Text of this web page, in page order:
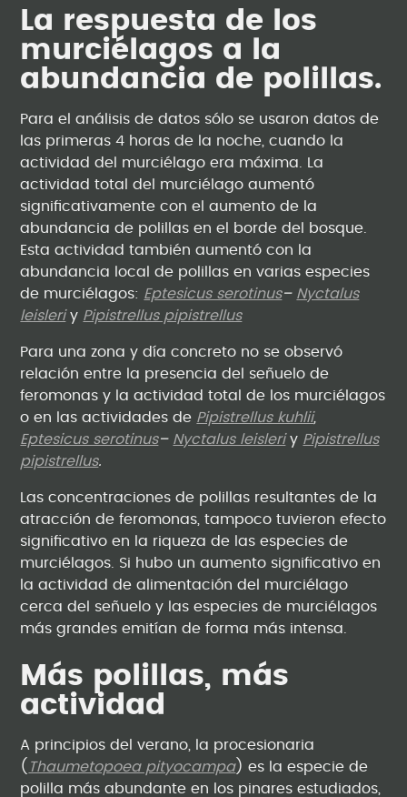
La respuesta de los
murciélagos a la
abundancia de polillas.
Para el análisis de datos sólo se usaron datos de
las primeras 4 horas de la noche, cuando la
actividad del murciélago era máxima. La
actividad total del murciélago aumentó
significativamente con el aumento de la
abundancia de polillas en el borde del bosque.
Esta actividad también aumentó con la
abundancia local de polillas en varias especies
de murciélagos: Eptesicus serotinus– Nyctalus
leisleriy Pipistrellus pipistrellus
Para una zona y día concreto no se observó
relación entre la presencia del señuelo de
feromonas y la actividad total de los murciélagos
o en las actividades de Pipistrellus kuhlii,
Eptesicus serotinus– Nyctalus leisleriy Pipistrellus
pipistrellus.
Las concentraciones de polillas resultantes de la
atracción de feromonas, tampoco tuvieron efecto
significativo en la riqueza de las especies de
murciélagos. Si hubo un aumento significativo en
la actividad de alimentación del murciélago
cerca del señuelo y las especies de murciélagos
más grandes emitían de forma más intensa.
Más polillas, más
actividad
A principios del verano, la procesionaria
( Thaumetopoea pityocampa) es la especie de
polilla más abundante en los pinares estudiados,